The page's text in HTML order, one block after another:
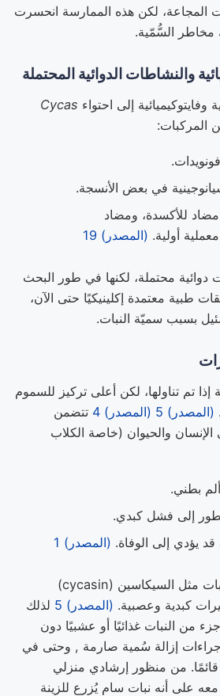
لكن هذه الممارسة انحسرت
مخاطر السُّمّية.
وفايتوكيميائية إلى احتواء Cycas
في بعض الأنسجة.
للأكسدة، ومضاد
أولية. (المصدر) 19
دوائية محتملة، لكنها في طور البحث
طبية معتمدة إكلينيكيًا حتى الآن،
بسبب سميّة النبات.
تم تناولها، لكن أعلى تركيز للسموم
(المصدر) 5 (المصدر) 4
تتضمن
الإنسان والحيوان (خاصة الكلاب
بطني.
إلى فشل كبدي.
يؤدي إلى الوفاة. (المصدر) 1
تُنسب السميّة إلى مركبات مثل السيكاسين (cycasin)
كبدية وعصبية. (المصدر) 5
لذلك
من النبات غذائيًا أو عشبيًا دون
إزالة سُمية صارمة , وحتى في
قائمًا. من منظور إرشادي منزلي
على أنه نبات سام يُزرع للزينة